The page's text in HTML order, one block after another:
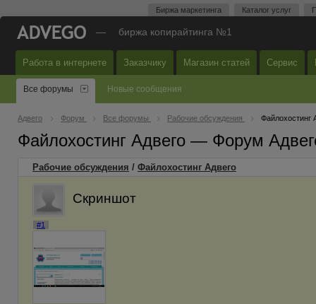
Биржа маркетинга Каталог услуг
— биржа копирайтинга №1
Работа в интернете Заказчику Магазин статей Сервис
Все форумы Новые сообщения
Адвего Форум Все форумы Рабочие обсуждения Файлохостинг
Файлохостинг Адвего — Форум
Рабочие обсуждения / Файлохостинг Адвего
Скриншот
#1